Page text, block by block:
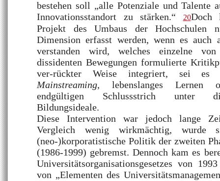
bestehen soll „alle Potenziale und Talente
Innovationsstandort zu stärken.“ 20Doch
Projekt des Umbaus der Hochschulen
Dimension erfasst werden, wenn es auch
verstanden wird, welches einzelne
dissidenten Bewegungen formulierte
ver-rückter Weise integriert, sei
Mainstreaming, lebenslanges Lernen
endgültigen Schlussstrich unter
Bildungsideale.
Diese Intervention war jedoch lange
Vergleich wenig wirkmächtig, wurde
(neo-)korporatistische Politik der zweiten
(1986-1999) gebremst. Dennoch kam es
Universitätsorganisationsgesetzes von
von „Elementen des